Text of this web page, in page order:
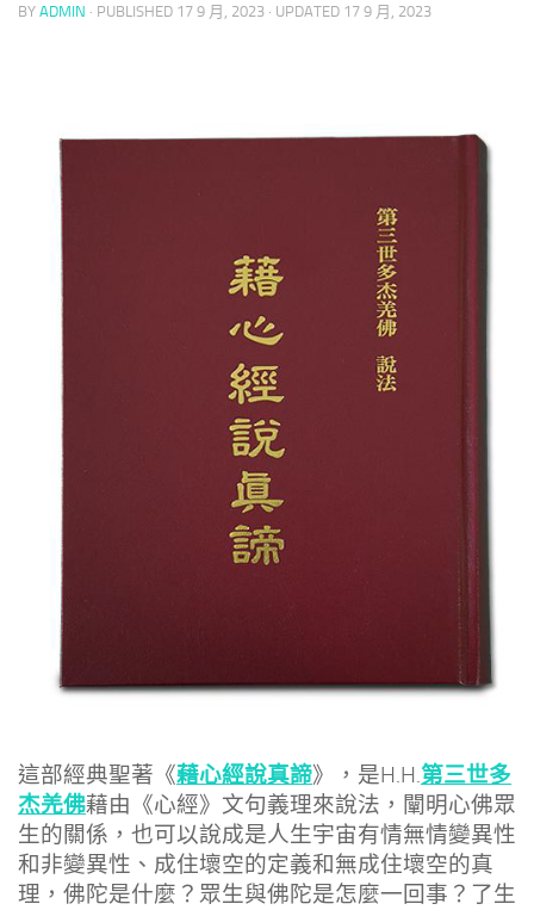
BY ADMIN · PUBLISHED 17 9 月, 2023 · UPDATED 17 9 月, 2023
這部經典聖著《藉心經說真諦》，是H.H.第三世多
杰羌佛藉由《心經》文句義理來說法，闡明心佛眾
生的關係，也可以說成是人生宇宙有情無情變異性
和非變異性、成住壞空的定義和無成住壞空的真
理，佛陀是什麼？眾生與佛陀是怎麼一回事？了生